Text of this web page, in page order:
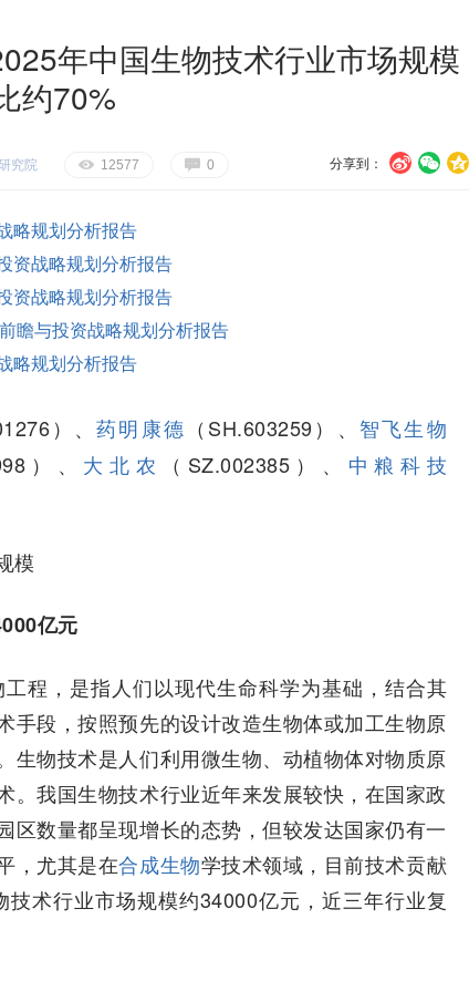
年中国生物技术行业市场规模
约70%
U V c
分享到：
究院 E 12577 G 0
略规划分析报告
资战略规划分析报告
资战略规划分析报告
瞻与投资战略规划分析报告
略规划分析报告
）、药明康德 （SH.603259）、 智飞生物
）、 大北农 （SZ.002385）、 中粮科技
模
亿元
程，是指人们以现代生命科学为基础，结合其
手段，按照预先的设计改造生物体或加工生物原
生物技术是人们利用微生物、动植物体对物质原
。我国生物技术行业近年来发展较快，在国家政
区数量都呈现增长的态势，但较发达国家仍有一
，尤其是在合成生物学技术领域，目前技术贡献
术行业市场规模约34000亿元，近三年行业复